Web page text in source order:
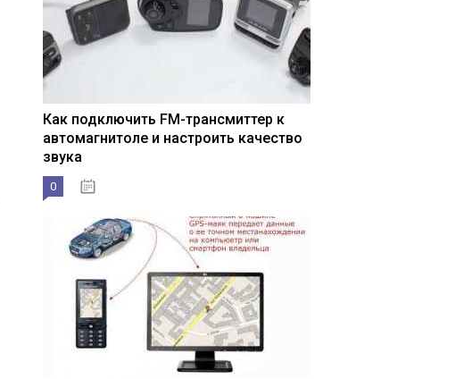
Как подключить FM-трансмиттер к
автомагнитоле и настроить качество
звука
0